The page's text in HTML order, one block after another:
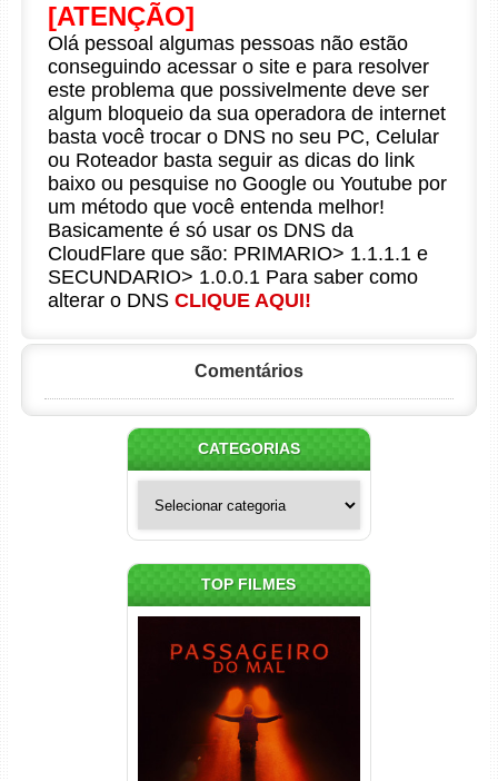
[ATENÇÃO]
Olá pessoal algumas pessoas não estão
conseguindo acessar o site e para resolver
este problema que possivelmente deve ser
algum bloqueio da sua operadora de internet
basta você trocar o DNS no seu PC, Celular
ou Roteador basta seguir as dicas do link
baixo ou pesquise no Google ou Youtube por
um método que você entenda melhor!
Basicamente é só usar os DNS da
CloudFlare que são: PRIMARIO> 1.1.1.1 e
SECUNDARIO> 1.0.0.1 Para saber como
alterar o DNS CLIQUE AQUI!
Comentários
CATEGORIAS
TOP FILMES
Passageiro do Mal Torrent